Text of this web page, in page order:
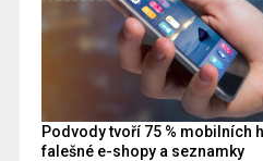
Podvody tvoří 75 % mobilních
falešné e-shopy a seznamky